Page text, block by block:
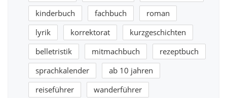
kinderbuch
fachbuch
roman
lyrik
korrektorat
kurzgeschichten
belletristik
mitmachbuch
rezeptbuch
sprachkalender
ab 10 jahren
reiseführer
wanderführer